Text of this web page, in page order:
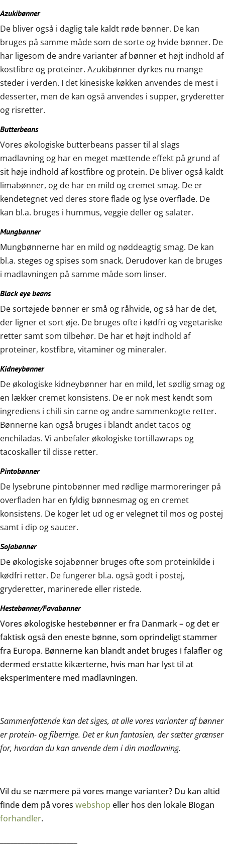
Azukibønner
De bliver også i daglig tale kaldt røde bønner. De kan
bruges på samme måde som de sorte og hvide bønner. De
har ligesom de andre varianter af bønner et højt indhold af
kostfibre og proteiner. Azukibønner dyrkes nu mange
steder i verden. I det kinesiske køkken anvendes de mest i
desserter, men de kan også anvendes i supper, gryderetter
og risretter.
Butterbeans
Vores økologiske butterbeans passer til al slags
madlavning og har en meget mættende effekt på grund af
sit høje indhold af kostfibre og protein. De bliver også kaldt
limabønner, og de har en mild og cremet smag. De er
kendetegnet ved deres store flade og lyse overflade. De
kan bl.a. bruges i hummus, veggie deller og salater.
Mungbønner
Mungbønnerne har en mild og nøddeagtig smag. De kan
bl.a. steges og spises som snack. Derudover kan de bruges
i madlavningen på samme måde som linser.
Black eye beans
De sortøjede bønner er små og råhvide, og så har de det,
der ligner et sort øje. De bruges ofte i kødfri og vegetariske
retter samt som tilbehør. De har et højt indhold af
proteiner, kostfibre, vitaminer og mineraler.
Kidneybønner
De økologiske kidneybønner har en mild, let sødlig smag og
en lækker cremet konsistens. De er nok mest kendt som
ingrediens i chili sin carne og andre sammenkogte retter.
Bønnerne kan også bruges i blandt andet tacos og
enchiladas. Vi anbefaler økologiske tortillawraps og
tacoskaller til disse retter.
Pintobønner
De lysebrune pintobønner med rødlige marmoreringer på
overfladen har en fyldig bønnesmag og en cremet
konsistens. De koger let ud og er velegnet til mos og postej
samt i dip og saucer.
Sojabønner
De økologiske sojabønner bruges ofte som proteinkilde i
kødfri retter. De fungerer bl.a. også godt i postej,
gryderetter, marinerede eller ristede.
Hestebønner/Favabønner
Vores økologiske hestebønner er fra Danmark – og det er
faktisk også den eneste bønne, som oprindeligt stammer
fra Europa. Bønnerne kan blandt andet bruges i falafler og
dermed erstatte kikærterne, hvis man har lyst til at
eksperimentere med madlavningen.
Sammenfattende kan det siges, at alle vores varianter af bønner
er protein- og fiberrige. Det er kun fantasien, der sætter grænser
for, hvordan du kan anvende dem i din madlavning.
Vil du se nærmere på vores mange varianter? Du kan altid
finde dem på vores webshop eller hos den lokale Biogan
forhandler.